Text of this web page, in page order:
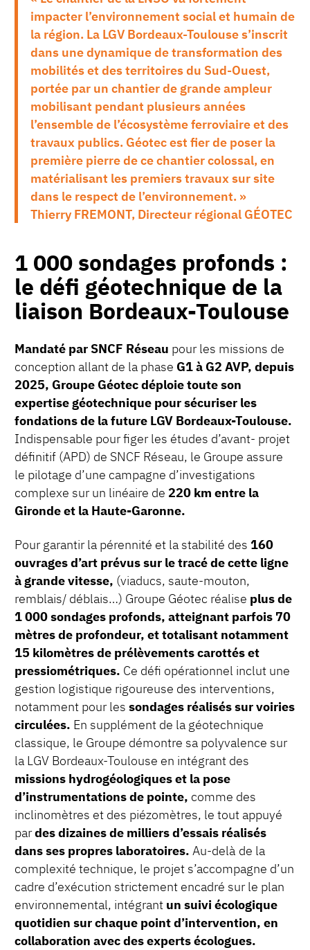
impacter l’environnement social et humain de
la région. La LGV Bordeaux-Toulouse s’inscrit
dans une dynamique de transformation des
mobilités et des territoires du Sud-Ouest,
portée par un chantier de grande ampleur
mobilisant pendant plusieurs années
l’ensemble de l’écosystème ferroviaire et des
travaux publics. Géotec est fier de poser la
première pierre de ce chantier colossal, en
matérialisant les premiers travaux sur site
dans le respect de l’environnement. »
Thierry FREMONT, Directeur régional GÉOTEC
1 000 sondages profonds :
le défi géotechnique de la
liaison Bordeaux-Toulouse
Mandaté par SNCF Réseau pour les missions de
conception allant de la phase G1 à G2 AVP, depuis
2025, Groupe Géotec déploie toute son
expertise géotechnique pour sécuriser les
fondations de la future LGV Bordeaux-Toulouse.
Indispensable pour figer les études d’avant- projet
définitif (APD) de SNCF Réseau, le Groupe assure
le pilotage d’une campagne d’investigations
complexe sur un linéaire de 220 km entre la
Gironde et la Haute-Garonne.
Pour garantir la pérennité et la stabilité des 160
ouvrages d’art prévus sur le tracé de cette ligne
à grande vitesse, (viaducs, saute-mouton,
remblais/ déblais…) Groupe Géotec réalise plus de
1 000 sondages profonds, atteignant parfois 70
mètres de profondeur, et totalisant notamment
15 kilomètres de prélèvements carottés et
pressiométriques. Ce défi opérationnel inclut une
gestion logistique rigoureuse des interventions,
notamment pour les sondages réalisés sur voiries
circulées. En supplément de la géotechnique
classique, le Groupe démontre sa polyvalence sur
la LGV Bordeaux-Toulouse en intégrant des
missions hydrogéologiques et la pose
d’instrumentations de pointe, comme des
inclinomètres et des piézomètres, le tout appuyé
pardes dizaines de milliers d’essais réalisés
dans ses propres laboratoires. Au-delà de la
complexité technique, le projet s’accompagne d’un
cadre d’exécution strictement encadré sur le plan
environnemental, intégrant un suivi écologique
quotidien sur chaque point d’intervention, en
collaboration avec des experts écologues.